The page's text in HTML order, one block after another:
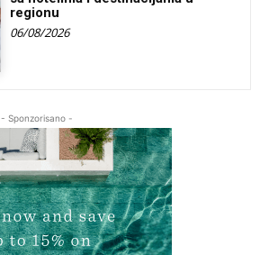
regionu
06/08/2026
- Sponzorisano -